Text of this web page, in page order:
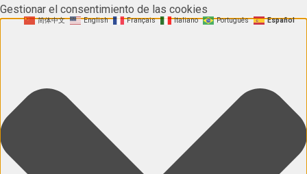
Gestionar el consentimiento de las cookies
简体中文 English Français Italiano Português Español